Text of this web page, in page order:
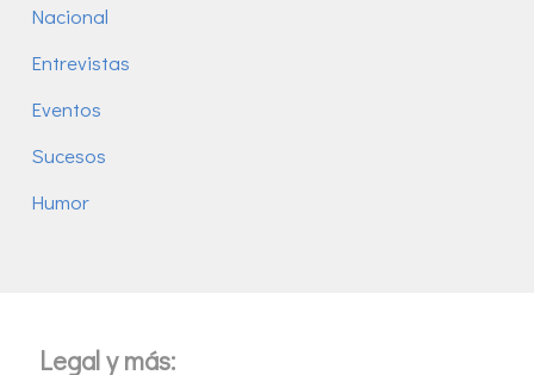
Nacional
Entrevistas
Eventos
Sucesos
Humor
Legal y más: